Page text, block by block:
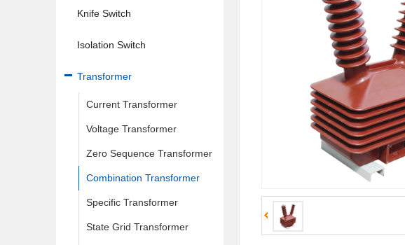
Knife Switch
Isolation Switch
Transformer
Current Transformer
Voltage Transformer
Zero Sequence Transformer
Combination Transformer
Specific Transformer
State Grid Transformer